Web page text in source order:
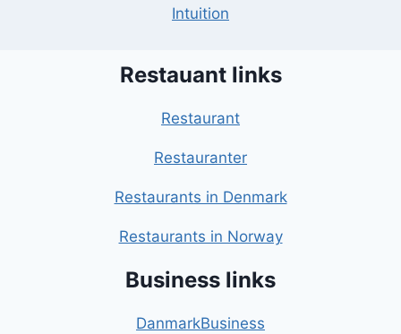
Intuition
Restauant links
Restaurant
Restauranter
Restaurants in Denmark
Restaurants in Norway
Business links
DanmarkBusiness